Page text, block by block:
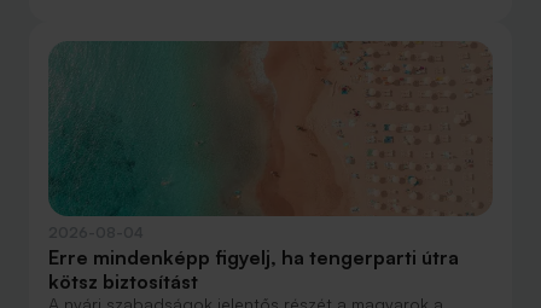
nyaralásnak, mint repülővel.
Erre mindenképp figyelj, ha tengerparti útra
kötsz biztosítást
A nyári szabadságok jelentős részét a magyarok a